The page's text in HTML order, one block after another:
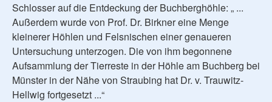
Schlosser auf die Entdeckung der Buchberghöhle: „ ...
Außerdem wurde von Prof. Dr. Birkner eine Menge
kleinerer Höhlen und Felsnischen einer genaueren
Untersuchung unterzogen. Die von ihm begonnene
Aufsammlung der Tierreste in der Höhle am Buchberg bei
Münster in der Nähe von Straubing hat Dr. v. Trauwitz-
Hellwig fortgesetzt ...“